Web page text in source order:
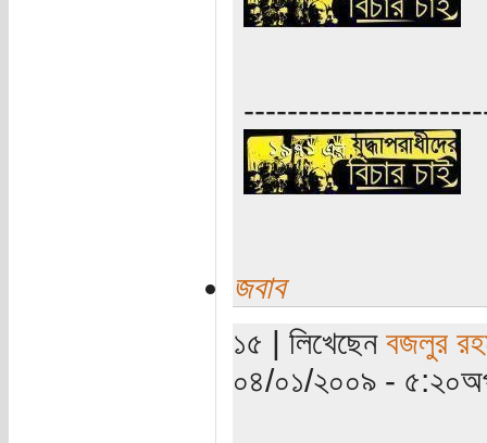
জবাব
১৫ | লিখেছেন বজলুর
০৪/০১/২০০৯ -